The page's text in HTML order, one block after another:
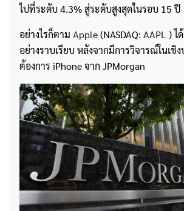
ไปที่ระดับ 4.3% สู่ระดับสูงสุดในรอบ 15 ปี
อย่างไรก็ตาม Apple(NASDAQ: AAPL ) ไ
อย่างราบเรียบ หลังจากมีการวิจารณ์ในเชิ
ต้องการ iPhone จาก JPMorgan